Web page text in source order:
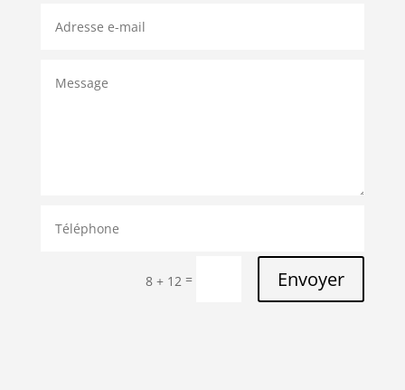
8 + 12 = Envoyer